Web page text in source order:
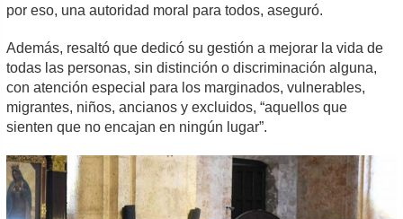
por eso, una autoridad moral para todos, aseguró.
Además, resaltó que dedicó su gestión a mejorar la vida de
todas las personas, sin distinción o discriminación alguna,
con atención especial para los marginados, vulnerables,
migrantes, niños, ancianos y excluidos, “aquellos que
sienten que no encajan en ningún lugar”.